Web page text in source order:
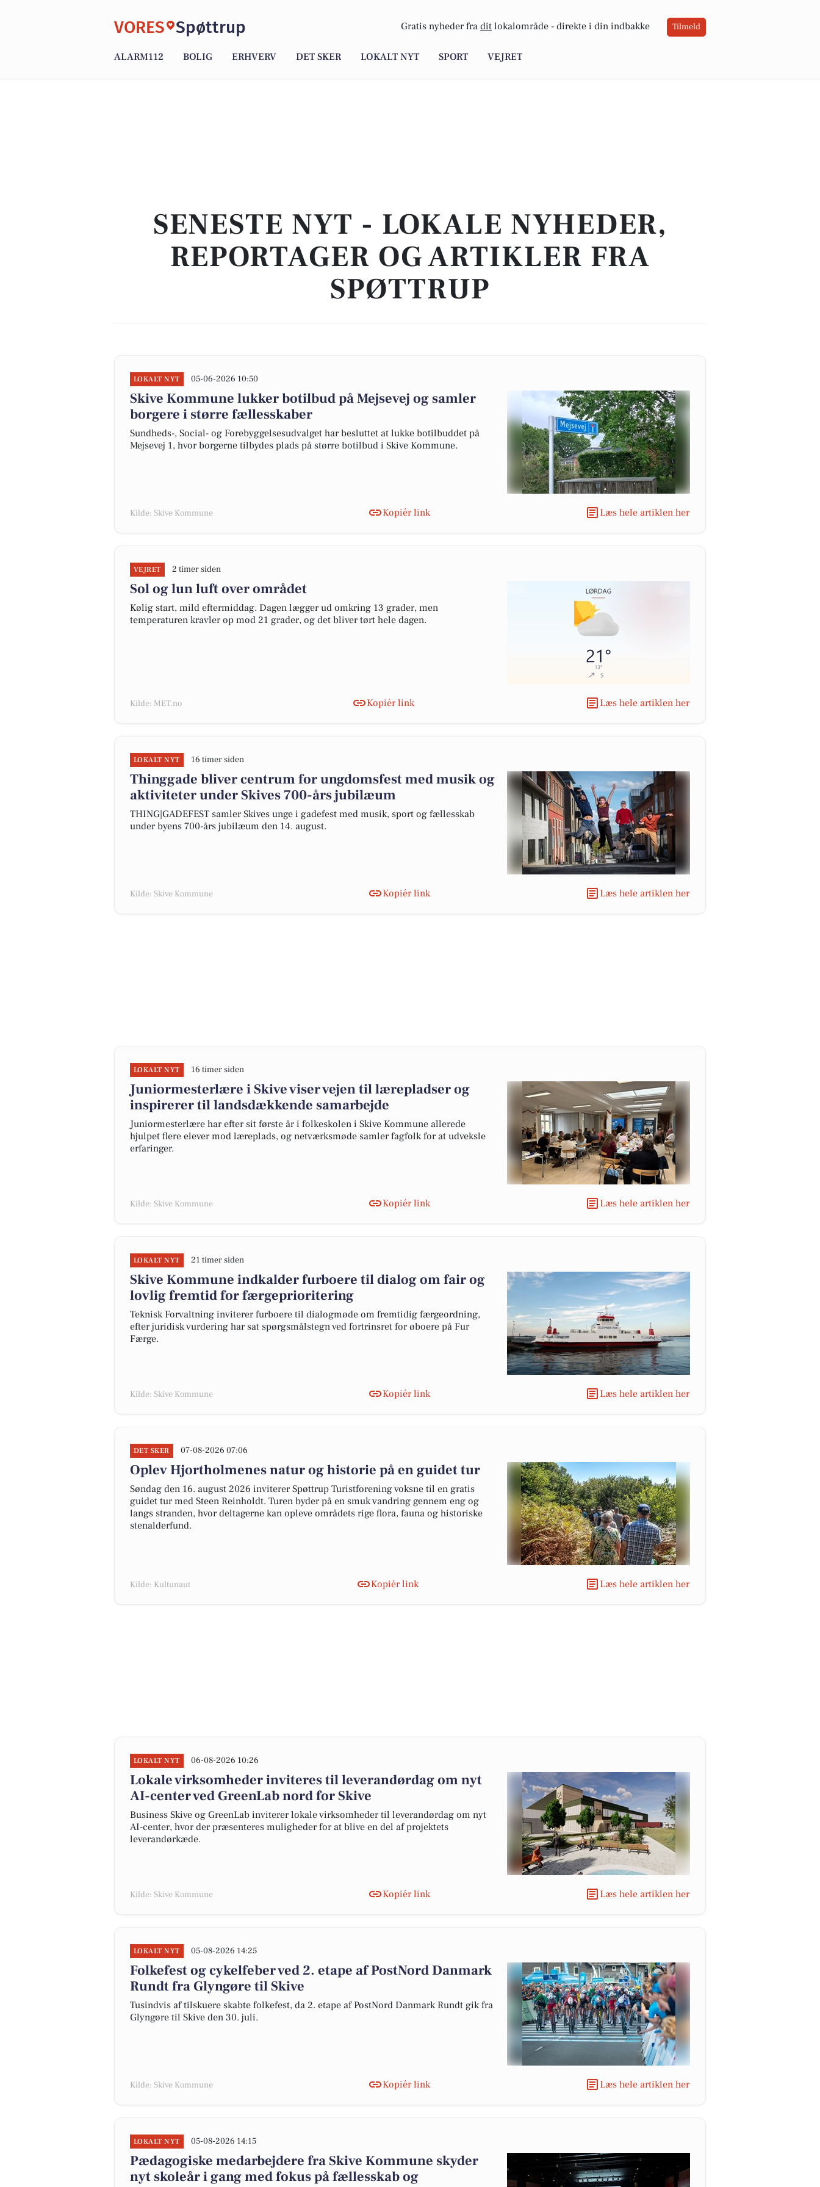
VORES Spøttrup Gratis nyheder fra dit lokalområde - direkte i din indbakke Tilmeld
ALARM112 BOLIG ERHVERV DET SKER LOKALT NYT SPORT VEJRET
SENESTE NYT - LOKALE NYHEDER,
REPORTAGER OG ARTIKLER FRA
SPØTTRUP
LOKALT NYT 05-06-2026 10:50
Skive Kommune lukker botilbud på Mejsevej og samler
borgere i større fællesskaber
Sundheds-, Social- og Forebyggelsesudvalget har besluttet at lukke botilbuddet på
Mejsevej 1, hvor borgerne tilbydes plads på større botilbud i Skive Kommune.
Kilde: Skive Kommune Kopiér link Læs hele artiklen her
VEJRET 2 timer siden
Sol og lun luft over området
Kølig start, mild eftermiddag. Dagen lægger ud omkring 13 grader, men
temperaturen kravler op mod 21 grader, og det bliver tørt hele dagen.
Kilde: MET.no Kopiér link Læs hele artiklen her
LOKALT NYT 16 timer siden
Thinggade bliver centrum for ungdomsfest med musik og
aktiviteter under Skives 700-års jubilæum
THING|GADEFEST samler Skives unge i gadefest med musik, sport og fællesskab
under byens 700-års jubilæum den 14. august.
Kilde: Skive Kommune Kopiér link Læs hele artiklen her
LOKALT NYT 16 timer siden
Juniormesterlære i Skive viser vejen til lærepladser og
inspirerer til landsdækkende samarbejde
Juniormesterlære har efter sit første år i folkeskolen i Skive Kommune allerede
hjulpet flere elever mod læreplads, og netværksmøde samler fagfolk for at udveksle
erfaringer.
Kilde: Skive Kommune Kopiér link Læs hele artiklen her
LOKALT NYT 21 timer siden
Skive Kommune indkalder furboere til dialog om fair og
lovlig fremtid for færgeprioritering
Teknisk Forvaltning inviterer furboere til dialogmøde om fremtidig færgeordning,
efter juridisk vurdering har sat spørgsmålstegn ved fortrinsret for øboere på Fur
Færge.
Kilde: Skive Kommune Kopiér link Læs hele artiklen her
DET SKER 07-08-2026 07:06
Oplev Hjortholmenes natur og historie på en guidet tur
Søndag den 16. august 2026 inviterer Spøttrup Turistforening voksne til en gratis
guidet tur med Steen Reinholdt. Turen byder på en smuk vandring gennem eng og
langs stranden, hvor deltagerne kan opleve områdets rige flora, fauna og historiske
stenalderfund.
Kilde: Kultunaut Kopiér link Læs hele artiklen her
LOKALT NYT 06-08-2026 10:26
Lokale virksomheder inviteres til leverandørdag om nyt
AI-center ved GreenLab nord for Skive
Business Skive og GreenLab inviterer lokale virksomheder til leverandørdag om nyt
AI-center, hvor der præsenteres muligheder for at blive en del af projektets
leverandørkæde.
Kilde: Skive Kommune Kopiér link Læs hele artiklen her
LOKALT NYT 05-08-2026 14:25
Folkefest og cykelfeber ved 2. etape af PostNord Danmark
Rundt fra Glyngøre til Skive
Tusindvis af tilskuere skabte folkefest, da 2. etape af PostNord Danmark Rundt gik fra
Glyngøre til Skive den 30. juli.
Kilde: Skive Kommune Kopiér link Læs hele artiklen her
LOKALT NYT 05-08-2026 14:15
Pædagogiske medarbejdere fra Skive Kommune skyder
nyt skoleår i gang med fokus på fællesskab og